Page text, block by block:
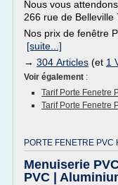
Nous vous
266 rue de Belleville
Nos prix de fenêtre
[suite...]
→ 304 Articles (et 1
Voir également :
Tarif Porte Fenetre
Tarif Porte Fenetre
PORTE FENETRE PVC
Menuiserie
PVC |